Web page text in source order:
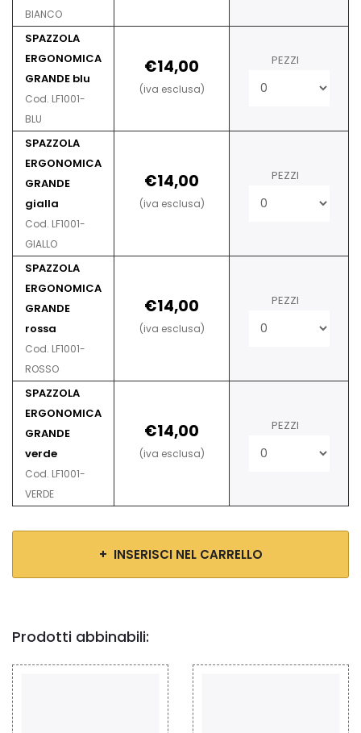
BIANCO
SPAZZOLA
ERGONOMICA
GRANDE blu
Cod. LF1001-
BLU
€14,00
(iva esclusa)
PEZZI
SPAZZOLA
ERGONOMICA
GRANDE
gialla
Cod. LF1001-
GIALLO
€14,00
(iva esclusa)
PEZZI
SPAZZOLA
ERGONOMICA
GRANDE
rossa
Cod. LF1001-
ROSSO
€14,00
(iva esclusa)
PEZZI
SPAZZOLA
ERGONOMICA
GRANDE
verde
Cod. LF1001-
VERDE
€14,00
(iva esclusa)
PEZZI
+ INSERISCI NEL CARRELLO
Prodotti abbinabili: